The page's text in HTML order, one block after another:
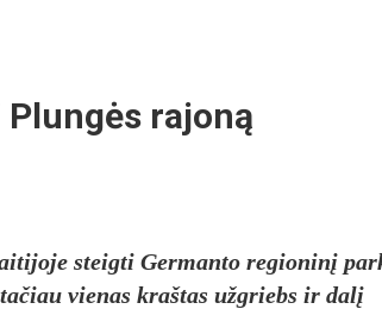
rajoną
steigti Germanto regioninį
vienas kraštas užgriebs ir dalį